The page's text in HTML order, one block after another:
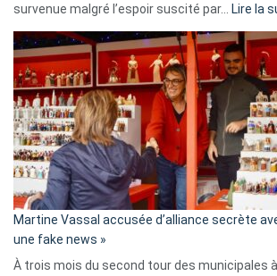
survenue malgré l’espoir suscité par… Lire la
Martine Vassal accusée d’alliance secrète
une fake news »
À trois mois du second tour des municipales